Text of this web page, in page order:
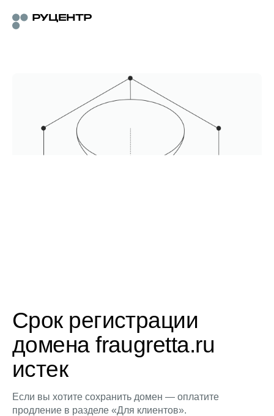
Срок регистрации
домена fraugretta.ru
истек
Если вы хотите сохранить домен — оплатите
продление в разделе «Для клиентов».